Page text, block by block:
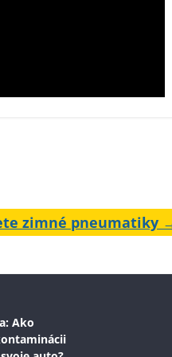
zimné pneumatiky
Ako